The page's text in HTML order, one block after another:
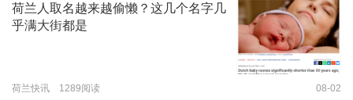
荷兰人取名越来越偷懒？这几个名字几
乎满大街都是
荷兰快讯 1289阅读 08-02